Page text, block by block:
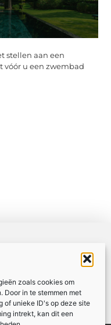
zoals cookies om
Door in te stemmen met
of unieke ID's op deze site
intrekt, kan dit een
stellen aan een
vóór u een zwembad